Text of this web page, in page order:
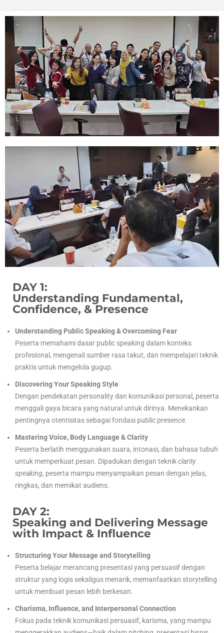
DAY 1:
Understanding Fundamental,
Confidence, & Presence
Understanding Public Speaking & Overcoming Fear
Peserta memahami dasar public speaking dalam konteks
profesional, mengenali sumber rasa takut, dan mempelajari teknik
praktis untuk mengelola gugup.
Discovering Your Speaking Style
Dengan pendekatan personality dan komunikasi personal, peserta
menggali gaya bicara yang natural untuk dirinya. Menekankan
pentingnya otentisitas sebagai fondasi public presence.
Mastering Voice, Body Language & Clarity
Peserta berlatih menggunakan suara, intonasi, dan bahasa tubuh
untuk memperkuat pesan. Dipadukan dengan teknikclarity
speaking, peserta mampu menyampaikan pesan dengan jelas,
ringkas, dan memikat audiens.
DAY 2:
Speaking and Delivering Message
with Impact & Influence
Structuring Your Message and Storytelling
Peserta belajar merancang presentasi yang persuasif dengan
struktur yang logis sekaligus menarik, memanfaatkan storytelling
untuk membuat pesan lebih berkesan.
Charisma, Influence, and Interpersonal Connection
Fokus pada teknik komunikasi persuasif, karisma, yang mampu